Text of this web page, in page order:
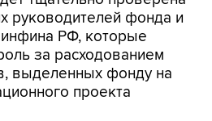
руководителей фонда и
РФ, которые
за расходованием
выделенных фонду на
проекта